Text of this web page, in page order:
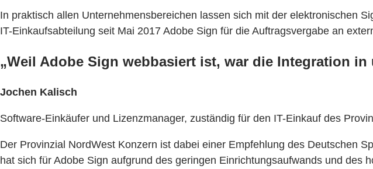
In praktisch allen Unternehmensbereichen lassen sich mit der elektronischen
IT-Einkaufsabteilung seit Mai 2017 Adobe Sign für die Auftragsvergabe an
„Weil Adobe Sign webbasiert ist, war die Integration
Jochen Kalisch
Software-Einkäufer und Lizenzmanager, zuständig für den IT-Einkauf des
Der Provinzial NordWest Konzern ist dabei einer Empfehlung des Deutschen
hat sich für Adobe Sign aufgrund des geringen Einrichtungsaufwands und des